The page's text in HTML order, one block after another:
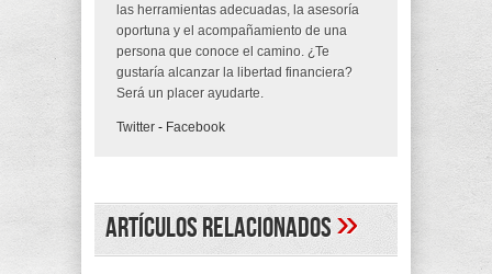
las herramientas adecuadas, la asesoría
oportuna y el acompañamiento de una
persona que conoce el camino. ¿Te
gustaría alcanzar la libertad financiera?
Será un placer ayudarte.
Twitter - Facebook
Artículos Relacionados»